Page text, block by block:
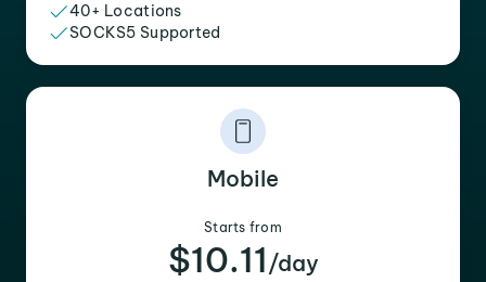
40+ Locations
SOCKS5 Supported
Mobile
Starts from
$10.11 /day